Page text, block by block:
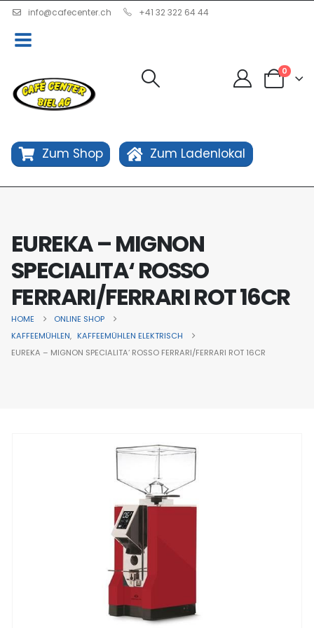
info@cafecenter.ch +41 32 322 64 44
0
Zum Shop Zum Ladenlokal
EUREKA – MIGNON
SPECIALITA‘ ROSSO
FERRARI/FERRARI ROT 16CR
HOME
ONLINE SHOP
KAFFEEMÜHLEN, KAFFEEMÜHLEN ELEKTRISCH
EUREKA – MIGNON SPECIALITA‘ ROSSO FERRARI/FERRARI ROT 16CR